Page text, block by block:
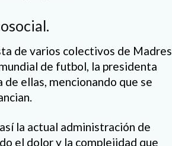
de varios colectivos de Madres
de futbol, la presidenta
ellas, mencionando que se
la actual administración de
el dolor y la complejidad que